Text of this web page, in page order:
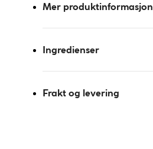
Mer produktinformasjon
Ingredienser
Frakt og levering